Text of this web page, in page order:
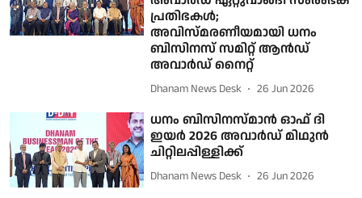
പ്രതിഭകള്‍;
അവിസ്മരണീയമായി ധനം
ബിസിനസ് സമിറ്റ് ആന്‍ഡ്
അവാര്‍ഡ് നൈറ്റ്
Dhanam News Desk 26 Jun 2026
ധനം ബിസിനസ്മാന്‍ ഓഫ് ദി
ഇയര്‍ 2026 അവാര്‍ഡ് മിഥുന്‍
ചിറ്റിലപ്പിള്ളിക്ക്
Dhanam News Desk 26 Jun 2026